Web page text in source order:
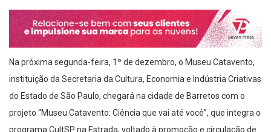
Na próxima segunda-feira, 1º de dezembro, o Museu Catavento,
instituição da Secretaria da Cultura, Economia e Indústria Criativas
do Estado de São Paulo, chegará na cidade de Barretos com o
projeto “Museu Catavento: Ciência que vai até você”, que integra o
programa CultSP na Estrada, voltado à promoção e circulação de